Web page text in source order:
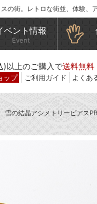
の街。レトロな街並、体験、
ベント情報
Event
)以上のご購入で送料無料
ップ ご利用ガイド よくあ
の結晶アシメトリーピアスPB